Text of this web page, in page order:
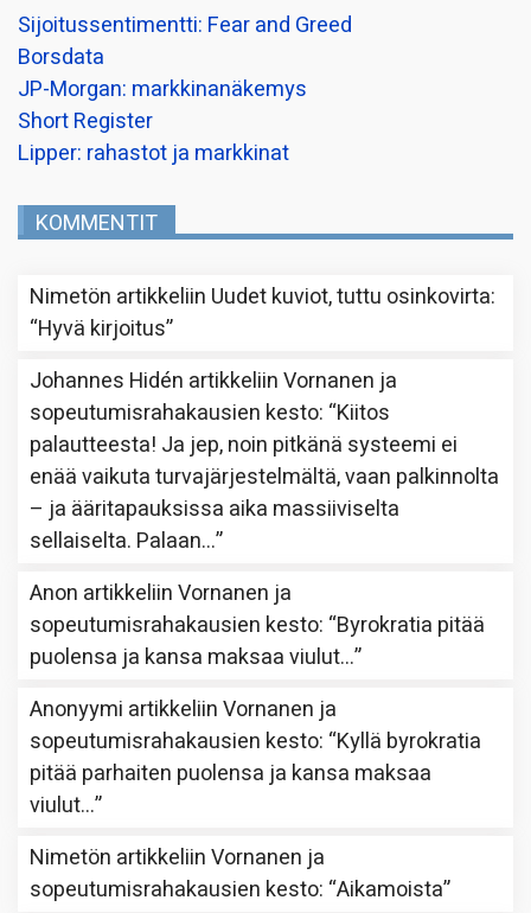
Sijoitussentimentti: Fear and Greed
Borsdata
JP-Morgan: markkinanäkemys
Short Register
Lipper: rahastot ja markkinat
KOMMENTIT
Nimetön artikkeliin Uudet kuviot, tuttu osinkovirta:
“Hyvä kirjoitus”
Johannes Hidén artikkeliinVornanen ja
sopeutumisrahakausien kesto: “Kiitos
palautteesta! Ja jep, noin pitkänä systeemi ei
enää vaikuta turvajärjestelmältä, vaan palkinnolta
– ja ääritapauksissa aika massiiviselta
sellaiselta. Palaan…”
Anon artikkeliinVornanen ja
sopeutumisrahakausien kesto: “Byrokratia pitää
puolensa ja kansa maksaa viulut…”
Anonyymi artikkeliinVornanen ja
sopeutumisrahakausien kesto: “Kyllä byrokratia
pitää parhaiten puolensa ja kansa maksaa
viulut…”
Nimetön artikkeliinVornanen ja
sopeutumisrahakausien kesto: “Aikamoista”